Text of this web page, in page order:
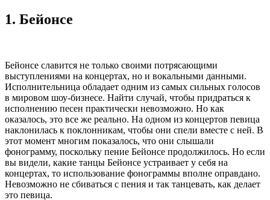
1. Бейонсе
Бейонсе славится не только своими потрясающими
выступлениями на концертах, но и вокальными данными.
Исполнительница обладает одним из самых сильных голосов
в мировом шоу-бизнесе. Найти случай, чтобы придраться к
исполнению песен практически невозможно. Но как
оказалось, это все же реально. На одном из концертов певица
наклонилась к поклонникам, чтобы они спели вместе с ней. В
этот момент многим показалось, что они слышали
фонограмму, поскольку пение Бейонсе продолжилось. Но если
вы видели, какие танцы Бейонсе устраивает у себя на
концертах, то использование фонограммы вполне оправдано.
Невозможно не сбиваться с пения и так танцевать, как делает
это певица.